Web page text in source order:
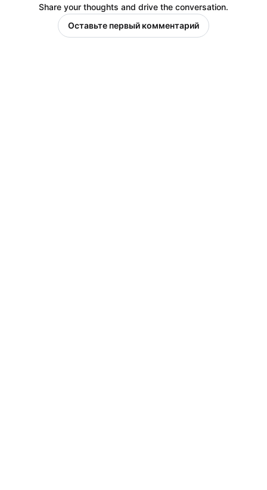
Share your thoughts and drive the conversation.
Оставьте первый комментарий